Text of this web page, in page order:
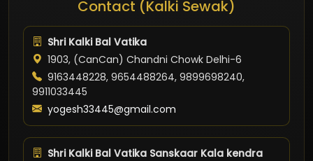
Contact (Kalki Sewak)
Shri Kalki Bal Vatika
1903, (CanCan) Chandni Chowk Delhi-6
9163448228, 9654488264, 9899698240,
9911033445
yogesh33445@gmail.com
Shri Kalki Bal Vatika Sanskaar Kala kendra